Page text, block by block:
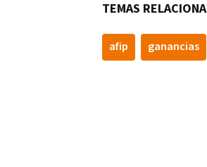
TEMAS
afip ganancias